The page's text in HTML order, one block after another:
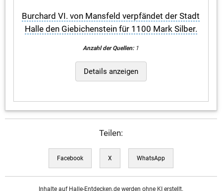
Burchard VI. von Mansfeld verpfändet der Stadt
Halle den Giebichenstein für 1100 Mark Silber.
Anzahl der Quellen:1
Details anzeigen
Teilen:
Facebook X WhatsApp
Inhalte auf Halle-Entdecken.de werden ohne KI erstellt.